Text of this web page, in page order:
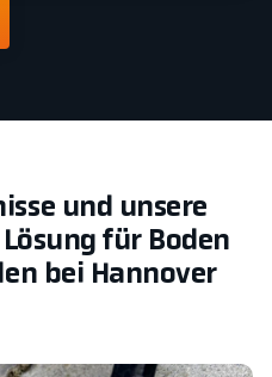
und unsere
für Boden
bei Hannover